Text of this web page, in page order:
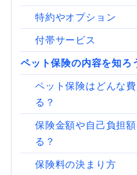
特約やオプション
付帯サービス
ペット保険の内容を知ろ
ペット保険はどんな
る？
保険金額や自己負担
る？
保険料の決まり方